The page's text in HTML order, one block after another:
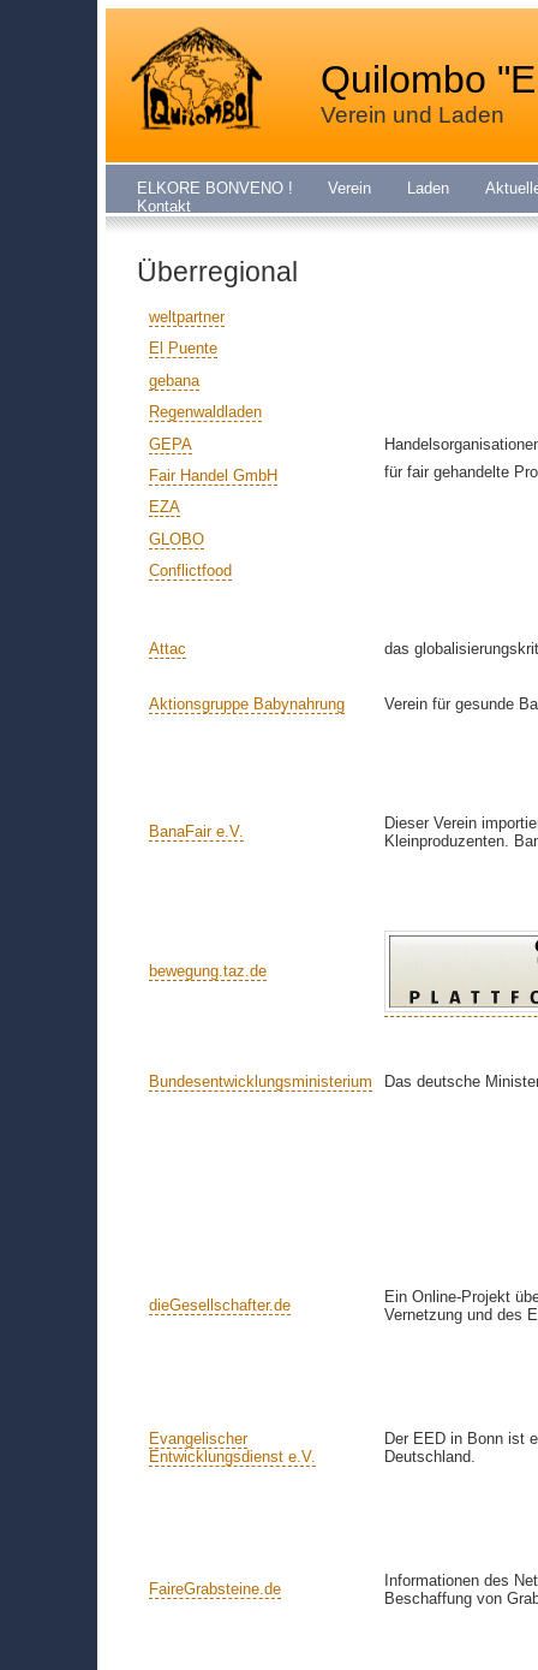
Quilombo
Verein und Laden
ELKORE BONVENO ! Verein Laden
Kontakt
Überregional
weltpartner
El Puente
gebana
Regenwaldladen
GEPA
Fair Handel GmbH
EZA
GLOBO
Conflictfood
für fair gehandelte
Attac das
Aktionsgruppe Babynahrung Verein für gesunde
BanaFair e.V.
Dieser Verein
Kleinproduzenten.
bewegung.taz.de
Bundesentwicklungsministerium Das deutsche
dieGesellschafter.de
Ein Online-Projekt
Vernetzung und des
Evangelischer
Entwicklungsdienst e.V.
Der EED in Bonn ist
Deutschland.
FaireGrabsteine.de
Informationen des
Beschaffung von